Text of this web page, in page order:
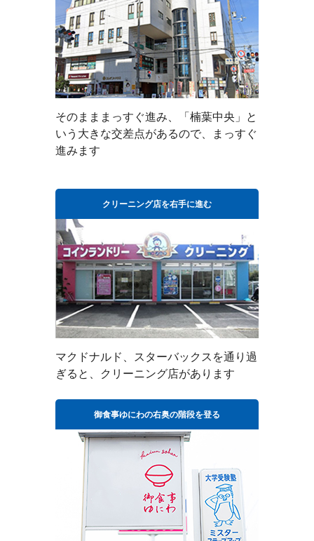
そのまままっすぐ進み、「楠葉中央」と
いう大きな交差点があるので、まっすぐ
進みます
クリーニング店を右手に進む
マクドナルド、スターバックスを通り過
ぎると、クリーニング店があります
御食事ゆにわの右奥の階段を登る